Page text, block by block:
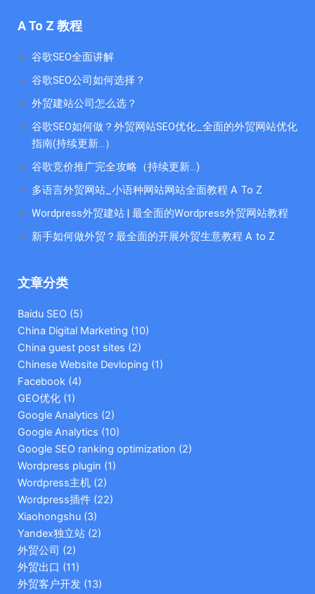
A To Z 教程
谷歌SEO全面讲解
谷歌SEO公司如何选择？
外贸建站公司怎么选？
谷歌SEO如何做？外贸网站SEO优化_全面的外贸网站优化
指南(持续更新...）
谷歌竞价推广完全攻略（持续更新…)
多语言外贸网站_小语种网站网站全面教程 A To Z
Wordpress外贸建站 | 最全面的Wordpress外贸网站教程
新手如何做外贸？最全面的开展外贸生意教程 A to Z
文章分类
Baidu SEO (5)
China Digital Marketing (10)
China guest post sites (2)
Chinese Website Devloping (1)
Facebook (4)
GEO优化 (1)
Google Analytics (2)
Google Analytics (10)
Google SEO ranking optimization (2)
Wordpress plugin (1)
Wordpress主机 (2)
Wordpress插件 (22)
Xiaohongshu (3)
Yandex独立站 (2)
外贸公司 (2)
外贸出口 (11)
外贸客户开发 (13)